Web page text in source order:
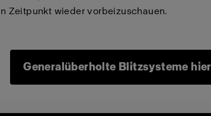
Zeitpunkt wieder vorbeizuschauen.
Generalüberholte Blitzsysteme